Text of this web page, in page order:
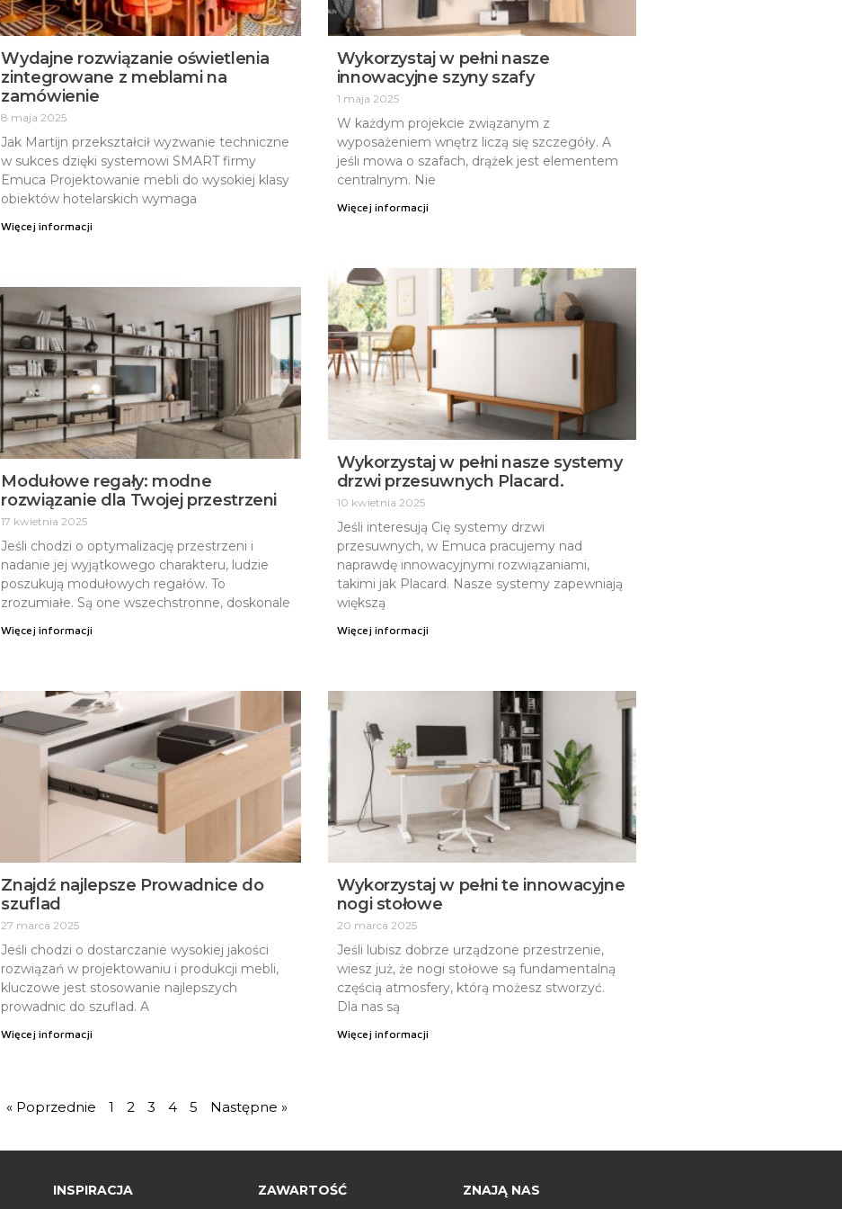
Wydajne rozwiązanie oświetlenia
zintegrowane z meblami na
zamówienie
8 maja 2025
Jak Martijn przekształcił wyzwanie techniczne
w sukces dzięki systemowi SMART firmy
Emuca Projektowanie mebli do wysokiej klasy
obiektów hotelarskich wymaga
Więcej informacji
Wykorzystaj w pełni nasze
innowacyjne szyny szafy
1 maja 2025
W każdym projekcie związanym z
wyposażeniem wnętrz liczą się szczegóły. A
jeśli mowa o szafach, drążek jest elementem
centralnym. Nie
Więcej informacji
Modułowe regały: modne
rozwiązanie dla Twojej przestrzeni
17 kwietnia 2025
Jeśli chodzi o optymalizację przestrzeni i
nadanie jej wyjątkowego charakteru, ludzie
poszukują modułowych regałów. To
zrozumiałe. Są one wszechstronne, doskonale
Więcej informacji
Wykorzystaj w pełni nasze systemy
drzwi przesuwnych Placard.
10 kwietnia 2025
Jeśli interesują Cię systemy drzwi
przesuwnych, w Emuca pracujemy nad
naprawdę innowacyjnymi rozwiązaniami,
takimi jak Placard. Nasze systemy zapewniają
większą
Więcej informacji
Znajdź najlepsze Prowadnice do
szuflad
27 marca 2025
Jeśli chodzi o dostarczanie wysokiej jakości
rozwiązań w projektowaniu i produkcji mebli,
kluczowe jest stosowanie najlepszych
prowadnic do szuflad. A
Więcej informacji
Wykorzystaj w pełni te innowacyjne
nogi stołowe
20 marca 2025
Jeśli lubisz dobrze urządzone przestrzenie,
wiesz już, że nogi stołowe są fundamentalną
częścią atmosfery, którą możesz stworzyć.
Dla nas są
Więcej informacji
« Poprzednie 1 2 3 4 5 Następne »
INSPIRACJA ZAWARTOŚĆ ZNAJĄ NAS